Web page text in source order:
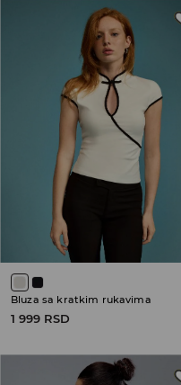
Bluza sa kratkim rukavima
1 999 RSD